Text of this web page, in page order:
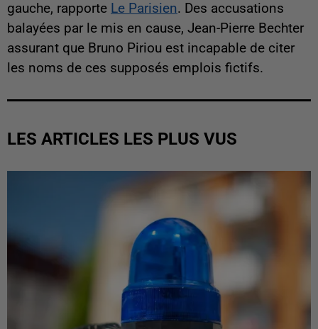
gauche, rapporte Le Parisien. Des accusations
balayées par le mis en cause, Jean-Pierre Bechter
assurant que Bruno Piriou est incapable de citer
les noms de ces supposés emplois fictifs.
LES ARTICLES LES PLUS VUS